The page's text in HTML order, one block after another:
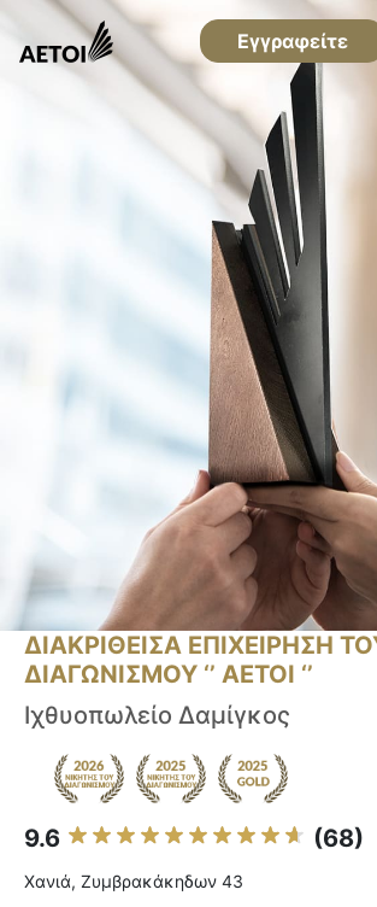
Εγγραφείτε
ΔΙΑΚΡΙΘΕΙΣΑ ΕΠΙΧΕΙΡΗΣΗ
ΔΙΑΓΩΝΙΣΜΟΥ ‘’ ΑΕΤΟΙ ‘’
Ιχθυοπωλείο Δαμίγκος
9.6 (68)
Χανιά, Ζυμβρακάκηδων 43